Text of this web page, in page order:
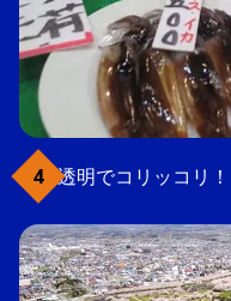
透明でコリッコリ